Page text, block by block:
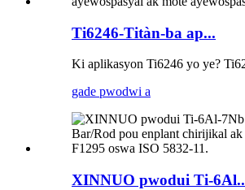
Ti6246-Titàn-ba ap...
Ki aplikasyon Ti6246 yo ye?
gade pwodwi a
XINNUO pwodui Ti-